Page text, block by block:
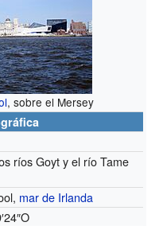
, sobre el Mersey
ríos Goyt y el río Tame
mar de Irlanda